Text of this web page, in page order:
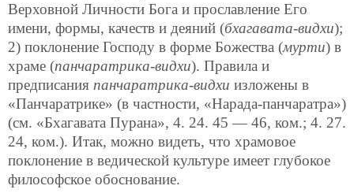
Верховной Личности Бога и прославление Его
имени, формы, качеств и деяний (бхагавата-видхи);
2) поклонение Господу в форме Божества (мурти) в
храме (панчаратрика-видхи). Правила и
предписания панчаратрика-видхи изложены в
«Панчаратрике» (в частности, «Нарада-панчаратра»)
(см. «Бхагавата Пурана», 4. 24. 45 — 46, ком.; 4. 27.
24, ком.). Итак, можно видеть, что храмовое
поклонение в ведической культуре имеет глубокое
философское обоснование.